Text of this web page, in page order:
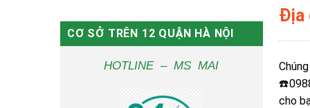
CƠ SỞ TRÊN 12 QUẬN HÀ NỘI
HOTLINE – MS MAI
Địa
cho